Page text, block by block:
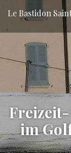
Le Bastidon
im